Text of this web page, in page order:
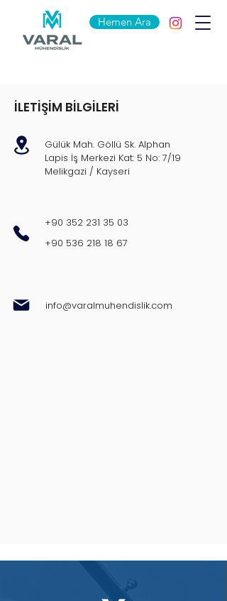
Hemen Ara
İLETİŞİM BİLGİLERİ
Gülük Mah. Göllü Sk. Alphan
Lapis İş Merkezi Kat: 5 No: 7/19
Melikgazi / Kayseri
+90 352 231 35 03
+90 536 218 18 67
info@varalmuhendislik.com